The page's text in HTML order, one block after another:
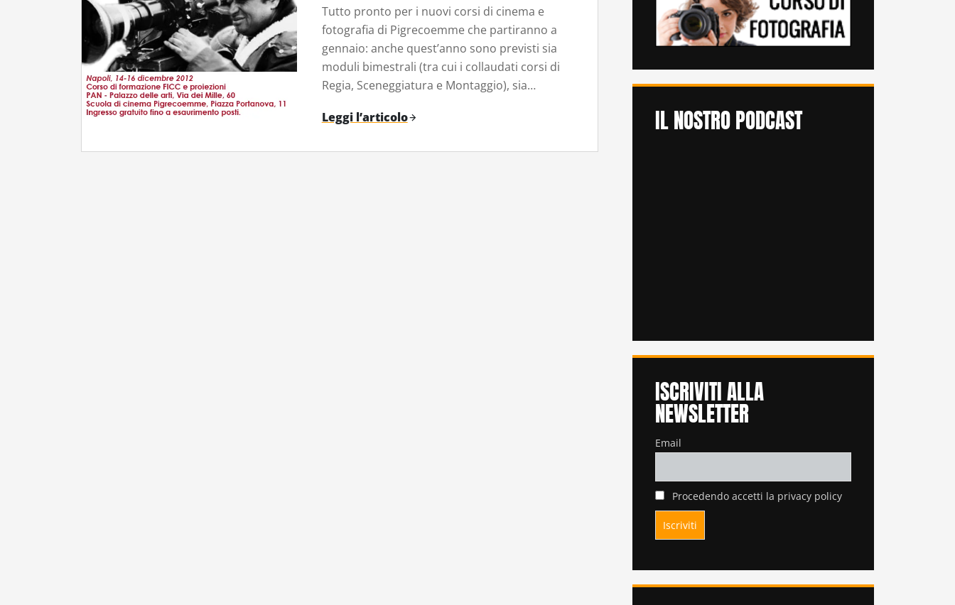
Tutto pronto per i nuovi corsi di cinema e
fotografia di Pigrecoemme che partiranno a
gennaio: anche quest’anno sono previsti sia
moduli bimestrali (tra cui i collaudati corsi di
Regia, Sceneggiatura e Montaggio), sia…
Leggi l’articolo IL NOSTRO PODCAST
ISCRIVITI ALLA
NEWSLETTER
Email
Procedendo accetti la privacy policy